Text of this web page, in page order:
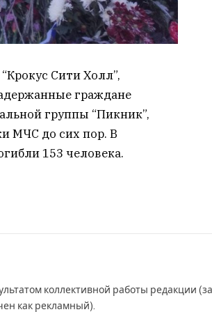
Сити Холл”,
граждане
группы “Пикник”,
МЧС до сих пор. В
153 человека.
коллективной работы редакции (за
как рекламный).